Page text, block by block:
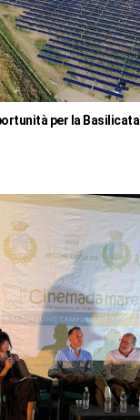
per la Basilicata